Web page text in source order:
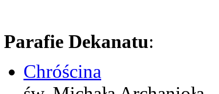
Parafie Dekanatu:
Chróścina